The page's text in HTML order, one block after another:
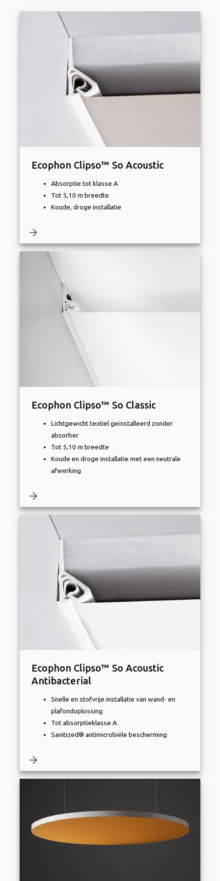
Ecophon Clipso™ So Acoustic
Absorptie tot klasse A
Tot 5,10 m breedte
Koude, droge installatie
arrow_forward
Ecophon Clipso™ So Classic
Lichtgewicht textiel geïnstalleerd zonder
absorber
Tot 5,10 m breedte
Koude en droge installatie met een neutrale
afwerking
arrow_forward
Ecophon Clipso™ So Acoustic
Antibacterial
Snelle en stofvrije installatie van wand- en
plafondoplossing
Tot absorptieklasse A
Sanitized® antimicrobiële bescherming
arrow_forward